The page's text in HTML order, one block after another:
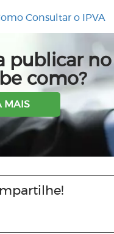
Consultar o IPVA
publicar
como?
MAIS